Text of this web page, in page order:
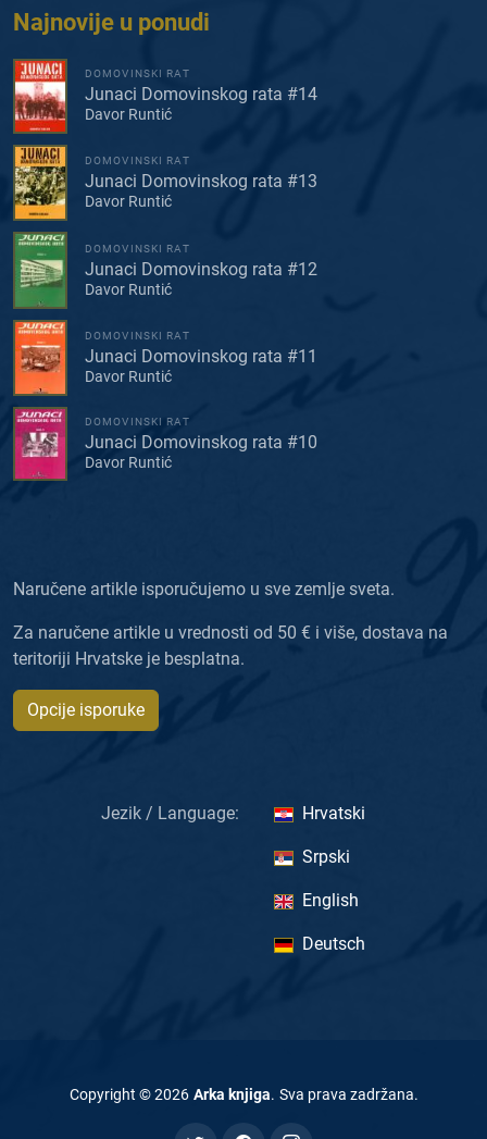
Najnovije u ponudi
DOMOVINSKI RAT
Junaci Domovinskog rata #14
Davor Runtić
DOMOVINSKI RAT
Junaci Domovinskog rata #13
Davor Runtić
DOMOVINSKI RAT
Junaci Domovinskog rata #12
Davor Runtić
DOMOVINSKI RAT
Junaci Domovinskog rata #11
Davor Runtić
DOMOVINSKI RAT
Junaci Domovinskog rata #10
Davor Runtić
Naručene artikle isporučujemo u sve zemlje sveta.
Za naručene artikle u vrednosti od 50 € i više, dostava na
teritoriji Hrvatske je besplatna.
Opcije isporuke
Jezik / Language: Hrvatski
Srpski
English
Deutsch
Copyright ©2026 Arka knjiga. Sva prava zadržana.